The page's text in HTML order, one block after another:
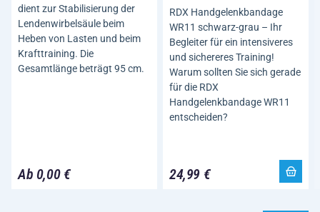
dient zur Stabilisierung der
Lendenwirbelsäule beim
Heben von Lasten und beim
Krafttraining. Die
Gesamtlänge beträgt 95 cm.
Ab 0,00 €
RDX Handgelenkbandage
WR11 schwarz-grau – Ihr
Begleiter für ein intensiveres
und sichereres Training!
Warum sollten Sie sich gerade
für die RDX
Handgelenkbandage WR11
entscheiden?
24,99 €